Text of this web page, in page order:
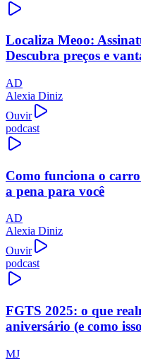
Localiza Meoo:
Descubra preços e
AD
Alexia Diniz
Ouvir
podcast
Como funciona o
a pena para você
AD
Alexia Diniz
Ouvir
podcast
FGTS 2025: o que
aniversário (e como
MJ